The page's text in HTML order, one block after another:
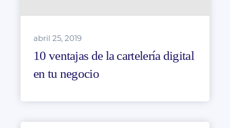
abril 25, 2019
10 ventajas de la cartelería digital
en tu negocio